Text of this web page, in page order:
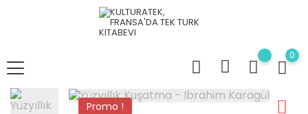
0
Promo !